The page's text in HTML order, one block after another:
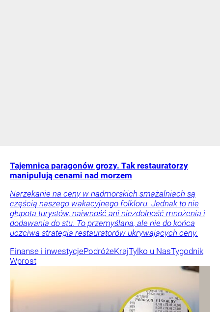
Tajemnica paragonów grozy. Tak restauratorzy
manipulują cenami nad morzem
Narzekanie na ceny w nadmorskich smażalniach są
częścią naszego wakacyjnego folkloru. Jednak to nie
głupota turystów, naiwność ani niezdolność mnożenia i
dodawania do stu. To przemyślana, ale nie do końca
uczciwa strategia restauratorów ukrywających ceny.
Finanse i inwestycjePodróżeKrajTylko u NasTygodnik
Wprost